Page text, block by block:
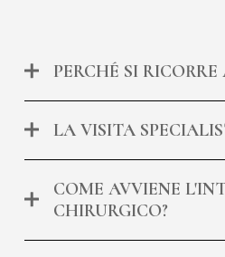
PERCHÉ SI
LA VISITA
COME AVVIENE
CHIRURGICO?